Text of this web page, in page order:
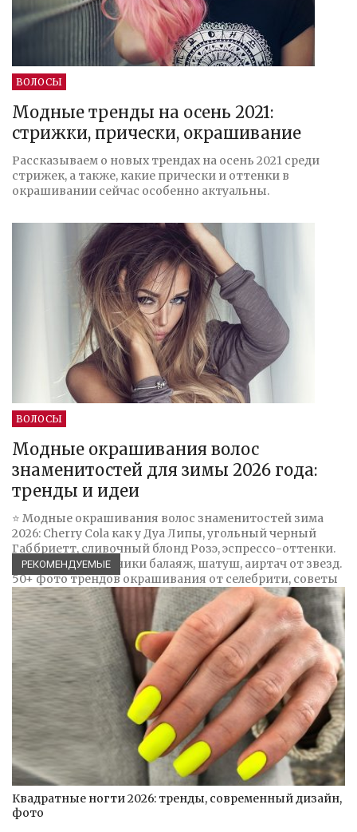
ВОЛОСЫ
Модные тренды на осень 2021:
стрижки, прически, окрашивание
Рассказываем о новых трендах на осень 2021 среди
стрижек, а также, какие прически и оттенки в
окрашивании сейчас особенно актуальны.
ВОЛОСЫ
Модные окрашивания волос
знаменитостей для зимы 2026 года:
тренды и идеи
⭐ Модные окрашивания волос знаменитостей зима
2026: Cherry Cola как у Дуа Липы, угольный черный
Габбриетт, сливочный блонд Розэ, эспрессо-оттенки.
Натуральные техники балаяж, шатуш, аиртач от звезд.
50+ фото трендов окрашивания от селебрити, советы
колористов, как повторить образы знаменитостей
дома и в салоне.
РЕКОМЕНДУЕМЫЕ
Квадратные ногти 2026: тренды, современный дизайн,
фото